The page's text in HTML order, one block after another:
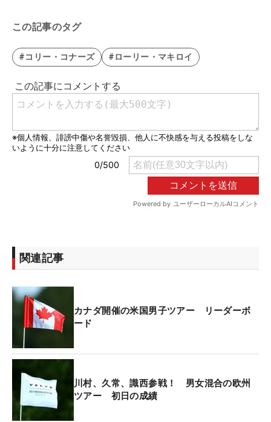
この記事のタグ
#コリー・コナーズ #ローリー・マキロイ
関連記事
カナダ開催の米国男子ツアー リーダーボ
ード
川村、久常、識西参戦！ 男女混合の欧州
ツアー 初日の成績